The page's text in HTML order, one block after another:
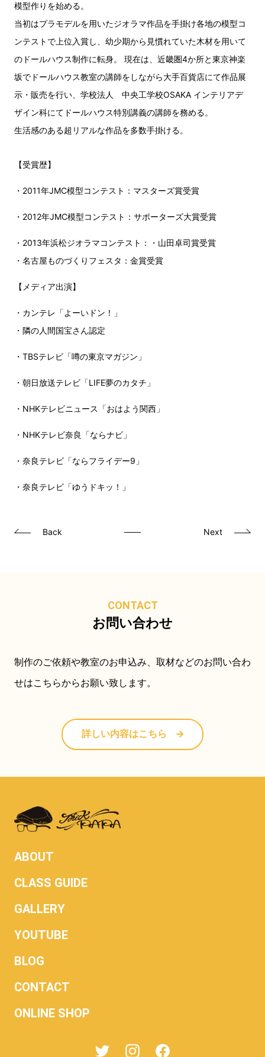
模型作りを始める。
当初はプラモデルを用いたジオラマ作品を手掛け各地の模型コ
ンテストで上位入賞し、幼少期から見慣れていた木材を用いて
のドールハウス制作に転身。 現在は、近畿圏4か所と東京神楽
坂でドールハウス教室の講師をしながら大手百貨店にて作品展
示・販売を行い、学校法人 中央工学校OSAKA インテリアデ
ザイン科にてドールハウス特別講義の講師を務める。
生活感のある超リアルな作品を多数手掛ける。
【受賞歴】
・2011年JMC模型コンテスト：マスターズ賞受賞
・2012年JMC模型コンテスト：サポーターズ大賞受賞
・2013年浜松ジオラマコンテスト：・山田卓司賞受賞
・名古屋ものづくりフェスタ：金賞受賞
【メディア出演】
・カンテレ「よーいドン！」
・隣の人間国宝さん認定
・TBSテレビ「噂の東京マガジン」
・朝日放送テレビ「LIFE夢のカタチ」
・NHKテレビニュース「おはよう関西」
・NHKテレビ奈良「ならナビ」
・奈良テレビ「ならフライデー9」
・奈良テレビ「ゆうドキッ！」
Back Next
CONTACT
お問い合わせ
制作のご依頼や教室のお申込み、取材などのお問い合わ
せはこちらからお願い致します。
詳しい内容はこちら
ABOUT
CLASS GUIDE
GALLERY
YOUTUBE
BLOG
CONTACT
ONLINE SHOP